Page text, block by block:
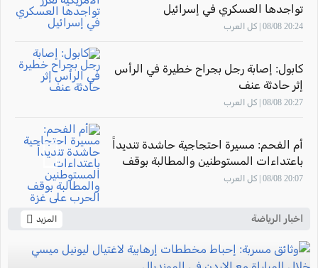
تواجدها العسكري في إسرائيل
20:24 08/08 | كل العرب
كابول: إصابة رجل بجراح خطيرة في الرأس
إثر حادثة عنف
20:27 08/08 | كل العرب
أم الفحم: مسيرة احتجاجية حاشدة تنديداً
باعتداءات المستوطنين والمطالبة بوقف
الحرب على غزة
20:07 08/08 | كل العرب
اخبار الرياضة المزيد